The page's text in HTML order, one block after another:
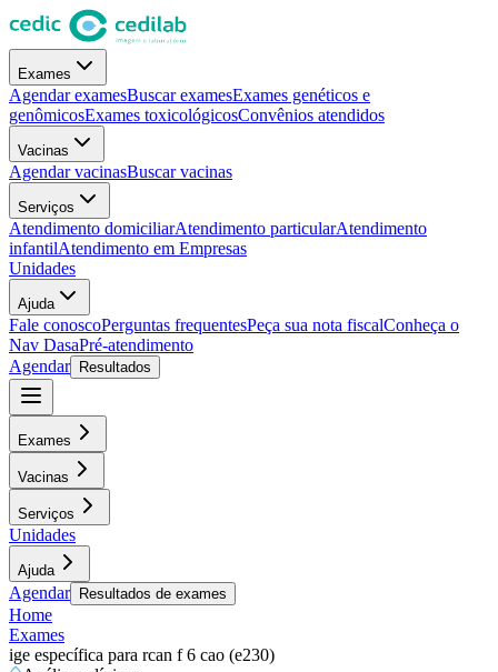
Exames
Agendar examesBuscar examesExames genéticos e
genômicosExames toxicológicosConvênios atendidos
Vacinas
Agendar vacinasBuscar vacinas
Serviços
Atendimento domiciliarAtendimento particularAtendimento
infantilAtendimento em Empresas
Unidades
Ajuda
Fale conoscoPerguntas frequentesPeça sua nota fiscalConheça o
Nav DasaPré-atendimento
Agendar
Resultados
Exames
Vacinas
Serviços
Unidades
Ajuda
Agendar Resultados de exames
Home
Exames
ige específica para rcan f 6 cao (e230)